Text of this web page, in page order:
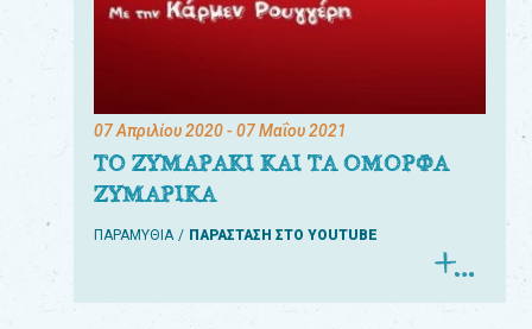
07 Απριλίου 2020- 07 Μαΐου 2021
ΤΟ ΖΥΜΑΡΑΚΙ ΚΑΙ ΤΑ ΟΜΟΡΦΑ
ΖΥΜΑΡΙΚΑ
ΠΑΡΑΜΥΘΙΑ ΠΑΡΑΣΤΑΣΗ ΣΤΟ YOUTUBE